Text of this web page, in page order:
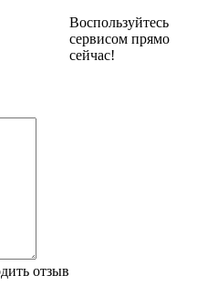
отзыв
Воспользуйтесь
сервисом прямо
сейчас!